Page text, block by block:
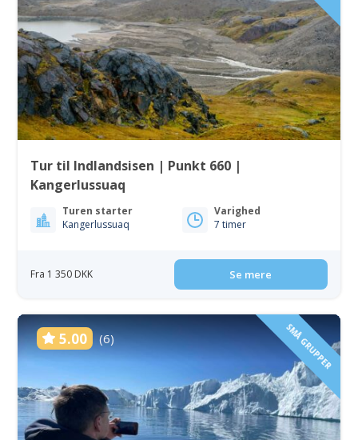
Tur til Indlandsisen | Punkt 660 |
Kangerlussuaq
Turen starter
Kangerlussuaq
Varighed
7 timer
Fra 1 350 DKK Se mere
5.00 (6) SMÅ GRUPPER